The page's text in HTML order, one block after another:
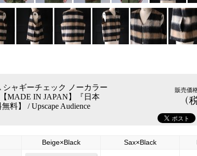
シャギーチェック ノーカラー
MADE IN JAPAN】『日本
料】 / Upscape Audience
販売価
(
Beige×Black Sax×Black